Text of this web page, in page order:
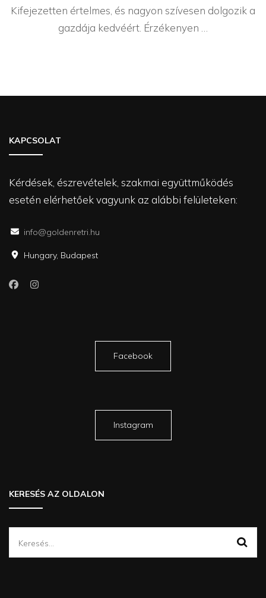
Kifejezetten értelmes, és nagyon szívesen dolgozik a
gazdája kedvéért. Érzékenyen …
KAPCSOLAT
Kérdések, észrevételek, szakmai együttműködés
esetén elérhetőek vagyunk az alábbi felületeken:
info@goldenretri.hu
Hungary, Budapest
Facebook
Instagram
KERESÉS AZ OLDALON
Keresés: